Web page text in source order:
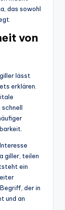
das sowohl
von
lässt
erklären.
giller, teilen
ein
der in
und an